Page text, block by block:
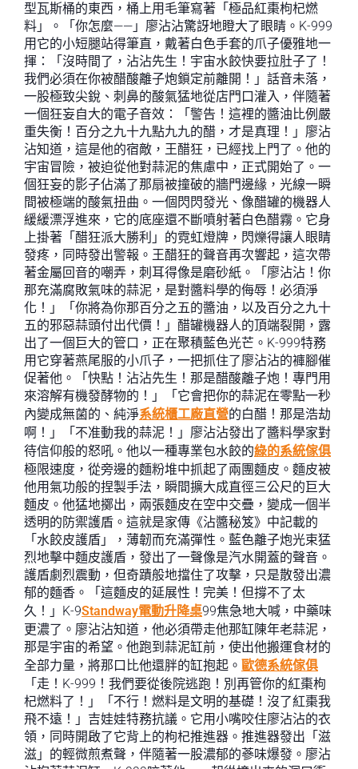
型瓦斯桶的東西，桶上用毛筆寫著「極品紅棗枸杞燃
料」。「你怎麼——」廖沾沾驚訝地瞪大了眼睛。K-999
用它的小短腿站得筆直，戴著白色手套的爪子優雅地一
揮：「沒時間了，沾沾先生！宇宙水餃快要拉肚子了！
我們必須在你被醋酸離子炮鎖定前離開！」話音未落，
一股極致尖銳、刺鼻的酸氣猛地從店門口灌入，伴隨著
一個狂妄自大的電子音效：「警告！這裡的醬油比例嚴
重失衡！百分之九十九點九九的醋，才是真理！」廖沾
沾知道，這是他的宿敵，王醋狂，已經找上門了。他的
宇宙冒險，被迫從他對蒜泥的焦慮中，正式開始了。一
個狂妄的影子佔滿了那扇被撞破的牆門邊緣，光線一瞬
間被極端的酸氣扭曲。一個閃閃發光、像醋罐的機器人
緩緩漂浮進來，它的底座還不斷噴射著白色醋霧。它身
上掛著「醋狂派大勝利」的霓虹燈牌，閃爍得讓人眼睛
發疼，同時發出警報。王醋狂的聲音再次響起，這次帶
著金屬回音的嘲弄，刺耳得像是磨砂紙。「廖沾沾！你
那充滿腐敗氣味的蒜泥，是對醬料學的侮辱！必須淨
化！」「你將為你那百分之五的醬油，以及百分之九十
五的邪惡蒜頭付出代價！」醋罐機器人的頂端裂開，露
出了一個巨大的管口，正在聚積藍色光芒。K-999特務
用它穿著燕尾服的小爪子，一把抓住了廖沾沾的褲腳催
促著他。「快點！沾沾先生！那是醋酸離子炮！專門用
來溶解有機發酵物的！」「它會把你的蒜泥在零點一秒
內變成無菌的、純淨系統櫃工廠直營的白醋！那是浩劫
啊！」「不准動我的蒜泥！」廖沾沾發出了醬料學家對
待信仰般的怒吼。他以一種專業包水餃的綠的系統傢俱
極限速度，從旁邊的麵粉堆中抓起了兩團麵皮。麵皮被
他用氣功般的捏製手法，瞬間擴大成直徑三公尺的巨大
麵皮。他猛地擲出，兩張麵皮在空中交疊，變成一個半
透明的防禦護盾。這就是家傳《沾醬秘笈》中記載的
「水餃皮護盾」，薄韌而充滿彈性。藍色離子炮光束猛
烈地擊中麵皮護盾，發出了一聲像是汽水開蓋的聲音。
護盾劇烈震動，但奇蹟般地擋住了攻擊，只是散發出濃
郁的麵香。「這麵皮的延展性！完美！但撐不了太
久！」K-9Standway電動升降桌99焦急地大喊，中藥味
更濃了。廖沾沾知道，他必須帶走他那缸陳年老蒜泥，
那是宇宙的希望。他跑到蒜泥缸前，使出他搬運食材的
全部力量，將那口比他還胖的缸抱起。 歐德系統傢俱
「走！K-999！我們要從後院逃跑！別再管你的紅棗枸
杞燃料了！」「不行！燃料是文明的基礎！沒了紅棗我
飛不遠！」吉娃娃特務抗議。它用小嘴咬住廖沾沾的衣
領，同時開啟了它背上的枸杞推進器。推進器發出「滋
滋」的輕微煎煮聲，伴隨著一股濃郁的蔘味爆發。廖沾